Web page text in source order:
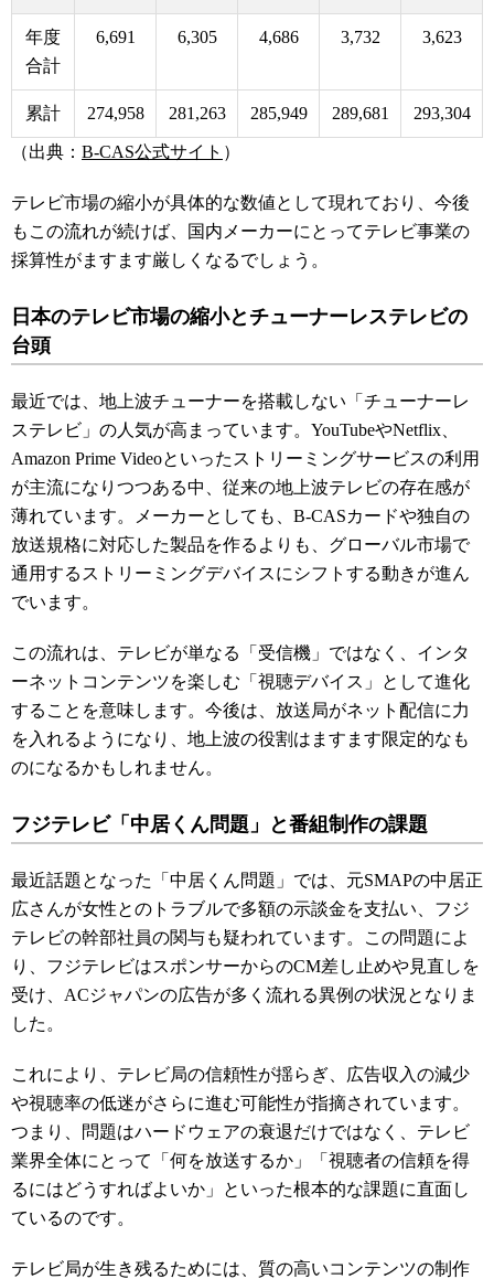
年度
合計
6,691 6,305 4,686 3,732 3,623
累計 274,958 281,263 285,949 289,681 293,304
（出典： B-CAS公式サイト ）
テレビ市場の縮小が具体的な数値として現れており、今後
もこの流れが続けば、国内メーカーにとってテレビ事業の
採算性がますます厳しくなるでしょう。
日本のテレビ市場の縮小とチューナーレステレビの
台頭
最近では、地上波チューナーを搭載しない「チューナーレ
ステレビ」の人気が高まっています。YouTubeやNetflix、
Amazon Prime Videoといったストリーミングサービスの利用
が主流になりつつある中、従来の地上波テレビの存在感が
薄れています。メーカーとしても、B-CASカードや独自の
放送規格に対応した製品を作るよりも、グローバル市場で
通用するストリーミングデバイスにシフトする動きが進ん
でいます。
この流れは、テレビが単なる「受信機」ではなく、インタ
ーネットコンテンツを楽しむ「視聴デバイス」として進化
することを意味します。今後は、放送局がネット配信に力
を入れるようになり、地上波の役割はますます限定的なも
のになるかもしれません。
フジテレビ「中居くん問題」と番組制作の課題
最近話題となった「中居くん問題」では、元SMAPの中居正
広さんが女性とのトラブルで多額の示談金を支払い、フジ
テレビの幹部社員の関与も疑われています。この問題によ
り、フジテレビはスポンサーからのCM差し止めや見直しを
受け、ACジャパンの広告が多く流れる異例の状況となりま
した。
これにより、テレビ局の信頼性が揺らぎ、広告収入の減少
や視聴率の低迷がさらに進む可能性が指摘されています。
つまり、問題はハードウェアの衰退だけではなく、テレビ
業界全体にとって「何を放送するか」「視聴者の信頼を得
るにはどうすればよいか」といった根本的な課題に直面し
ているのです。
テレビ局が生き残るためには、質の高いコンテンツの制作